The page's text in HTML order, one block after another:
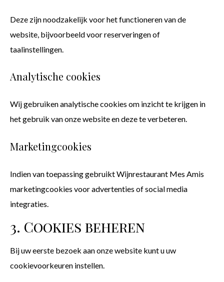
Deze zijn noodzakelijk voor het functioneren van de
website, bijvoorbeeld voor reserveringen of
taalinstellingen.
Analytische cookies
Wij gebruiken analytische cookies om inzicht te krijgen in
het gebruik van onze website en deze te verbeteren.
Marketingcookies
Indien van toepassing gebruikt Wijnrestaurant Mes Amis
marketingcookies voor advertenties of social media
integraties.
3. Cookies beheren
Bij uw eerste bezoek aan onze website kunt u uw
cookievoorkeuren instellen.